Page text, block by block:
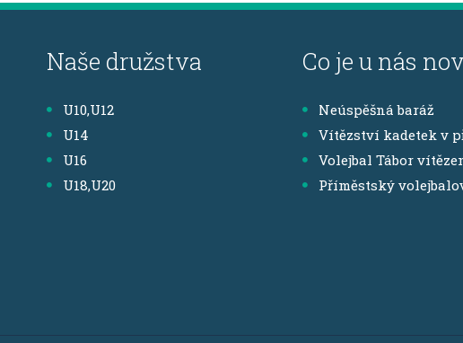
Naše družstva
U10,U12
U14
U16
U18,U20
Co je u nás
Neúspěšná baráž
Vítězství kadetek v
Volejbal Tábor
Příměstský